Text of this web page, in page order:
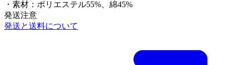
・素材：ポリエステル55%、綿45%
発送注意
発送と送料について